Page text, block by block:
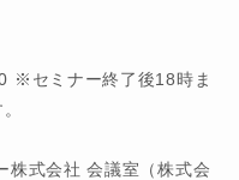
※セミナー終了後18時ま
株式会社 会議室（株式会